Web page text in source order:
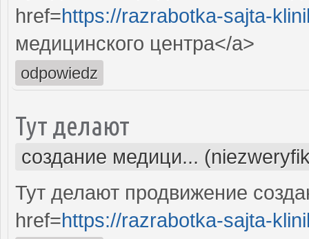
href=https://razrabotka-sajta-
медицинского центра</a>
odpowiedz
Тут делают
создание медици...
Тут делают продвижение
href=https://razrabotka-sajta-